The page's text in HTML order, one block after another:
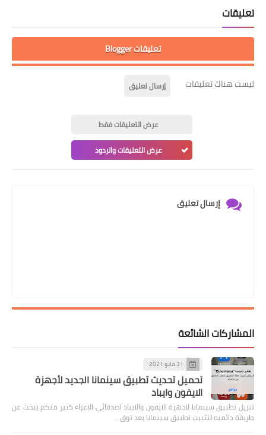
تعليقات
تعليقات Blogger
ليست هناك تعليقات إرسال تعليق
عرض التعليقات فقط
عرض التعليقات والردود
إرسال تعليق
المشاركات الشائعة
31 مايو 2021
تحميل تحديث تطبيق سينمانا الجديد لأجهزة
الايفون وايباد
تنزيل تطبيق سينمانا لاجهزة الايفون والايباد اصدقائي الاعزاء كثير منكم يبحث عن
طريقة دائميه لتثبيت تطبيق سينمانا بعد توق…